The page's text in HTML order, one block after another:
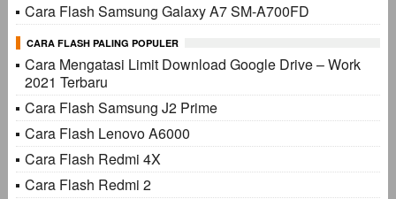
Cara Flash Samsung Galaxy A7 SM-A700FD
CARA FLASH PALING POPULER
Cara Mengatasi Limit Download Google Drive – Work
2021 Terbaru
Cara Flash Samsung J2 Prime
Cara Flash Lenovo A6000
Cara Flash Redmi 4X
Cara Flash Redmi 2